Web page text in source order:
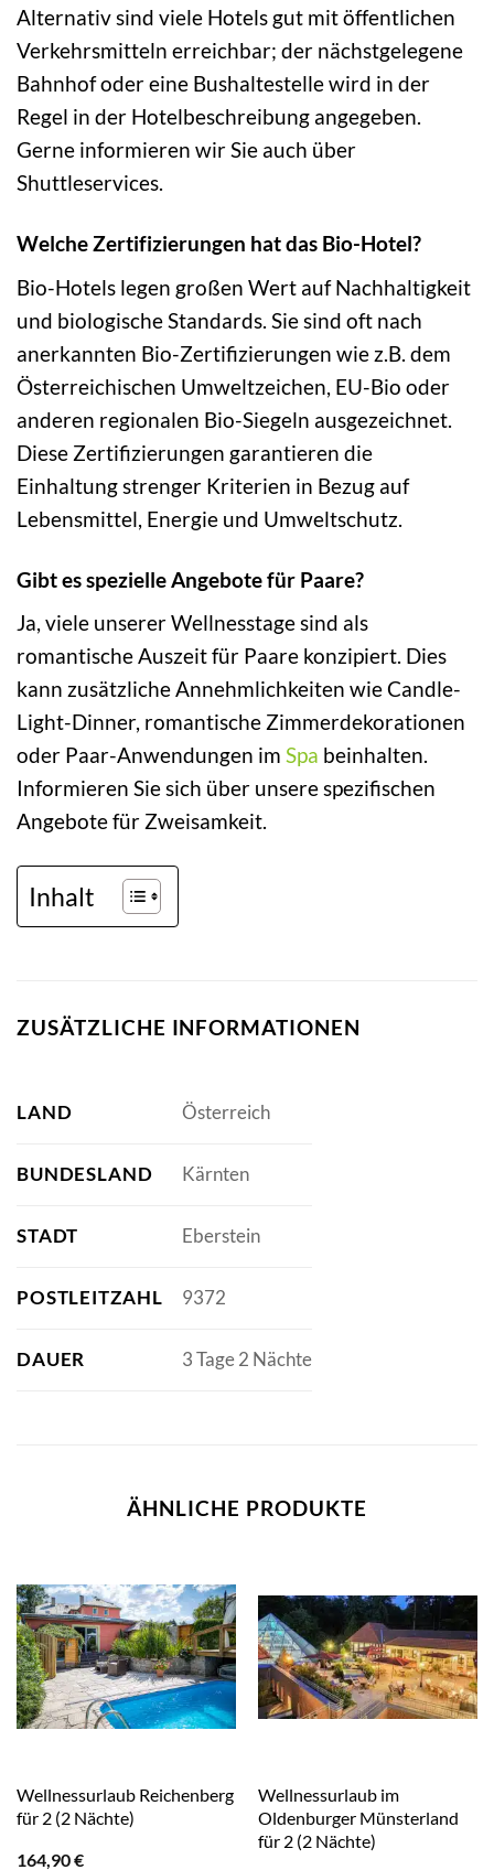
Alternativ sind viele Hotels gut mit öffentlichen
Verkehrsmitteln erreichbar; der nächstgelegene
Bahnhof oder eine Bushaltestelle wird in der
Regel in der Hotelbeschreibung angegeben.
Gerne informieren wir Sie auch über
Shuttleservices.
Welche Zertifizierungen hat das Bio-Hotel?
Bio-Hotels legen großen Wert auf Nachhaltigkeit
und biologische Standards. Sie sind oft nach
anerkannten Bio-Zertifizierungen wie z.B. dem
Österreichischen Umweltzeichen, EU-Bio oder
anderen regionalen Bio-Siegeln ausgezeichnet.
Diese Zertifizierungen garantieren die
Einhaltung strenger Kriterien in Bezug auf
Lebensmittel, Energie und Umweltschutz.
Gibt es spezielle Angebote für Paare?
Ja, viele unserer Wellnesstage sind als
romantische Auszeit für Paare konzipiert. Dies
kann zusätzliche Annehmlichkeiten wie Candle-
Light-Dinner, romantische Zimmerdekorationen
oder Paar-Anwendungen im Spa beinhalten.
Informieren Sie sich über unsere spezifischen
Angebote für Zweisamkeit.
Inhalt
ZUSÄTZLICHE INFORMATIONEN
LAND Österreich
BUNDESLAND Kärnten
STADT Eberstein
POSTLEITZAHL 9372
DAUER 3 Tage 2 Nächte
ÄHNLICHE PRODUKTE
Wellnessurlaub Reichenberg
für 2 (2 Nächte)
164,90€
Wellnessurlaub im
Oldenburger Münsterland
für 2 (2 Nächte)